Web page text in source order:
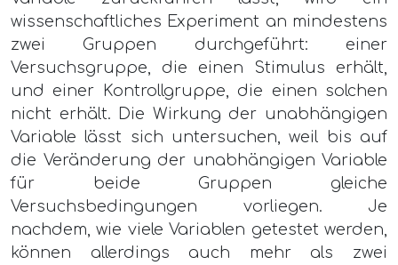
wissenschaftliches Experiment an mindestens
zwei Gruppen durchgeführt: einer
Versuchsgruppe, die einen Stimulus erhält,
und einer Kontrollgruppe, die einen solchen
nicht erhält. Die Wirkung der unabhängigen
Variable lässt sich untersuchen, weil bis auf
die Veränderung der unabhängigen Variable
für beide Gruppen gleiche
Versuchsbedingungen vorliegen. Je
nachdem, wie viele Variablen getestet werden,
können allerdings auch mehr als zwei